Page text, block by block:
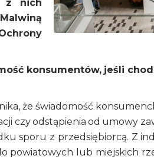
z nich
konsumentów, jeśli
że świadomość
czy odstąpienia od umowy
sporu z przedsiębiorcą. Z
powiatowych lub miejskich